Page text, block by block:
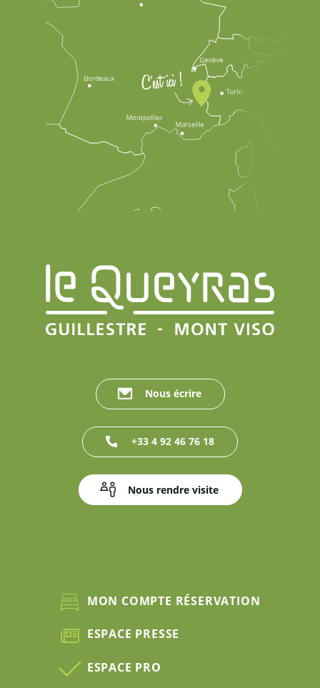
Nous écrire
+33 4 92 46 76 18
Nous rendre visite
MON COMPTE RÉSERVATION
ESPACE PRESSE
ESPACE PRO